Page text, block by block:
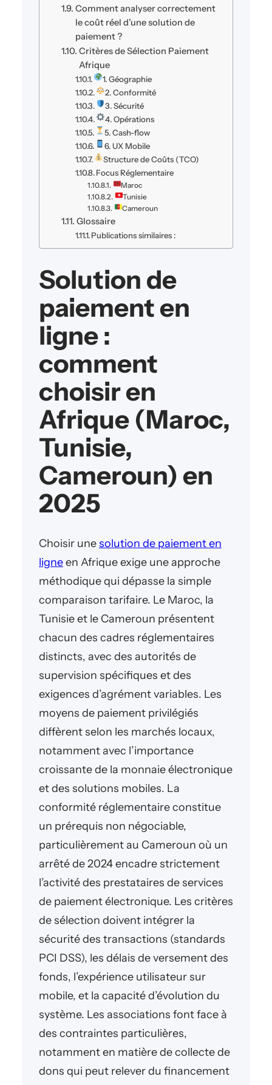
Comment analyser correctement
le coût réel d’une solution de
paiement ?
Critères de Sélection Paiement
Afrique
1. Géographie
2. Conformité
3. Sécurité
4. Opérations
5. Cash-flow
6. UX Mobile
Structure de Coûts (TCO)
Focus Réglementaire
Maroc
Tunisie
Cameroun
Glossaire
Publications similaires :
Solution de
paiement en
ligne :
comment
choisir en
Afrique (Maroc,
Tunisie,
Cameroun) en
2025
Choisir unesolution de paiement en
ligneen Afrique exige une approche
méthodique qui dépasse la simple
comparaison tarifaire. Le Maroc, la
Tunisie et le Cameroun présentent
chacun des cadres réglementaires
distincts, avec des autorités de
supervision spécifiques et des
exigences d’agrément variables. Les
moyens de paiement privilégiés
diffèrent selon les marchés locaux,
notamment avec l’importance
croissante de la monnaie électronique
et des solutions mobiles. La
conformité réglementaire constitue
un prérequis non négociable,
particulièrement au Cameroun où un
arrêté de 2024 encadre strictement
l’activité des prestataires de services
de paiement électronique. Les critères
de sélection doivent intégrer la
sécurité des transactions (standards
PCI DSS), les délais de versement des
fonds, l’expérience utilisateur sur
mobile, et la capacité d’évolution du
système. Les associations font face à
des contraintes particulières,
notamment en matière de collecte de
dons qui peut relever du financement